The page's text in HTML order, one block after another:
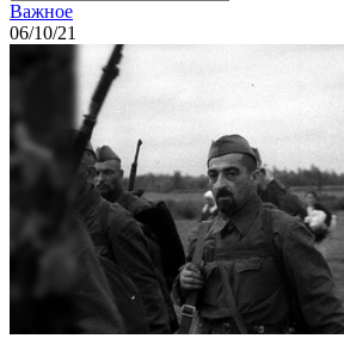
Важное
06/10/21